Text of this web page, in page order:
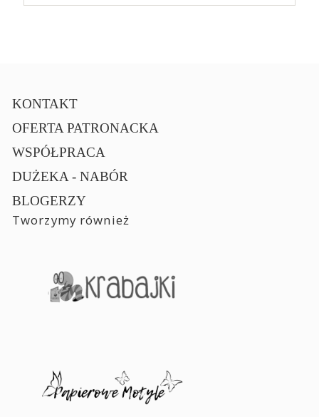
KONTAKT
OFERTA PATRONACKA
WSPÓŁPRACA
DUŻEKA - NABÓR
BLOGERZY
Tworzymy również